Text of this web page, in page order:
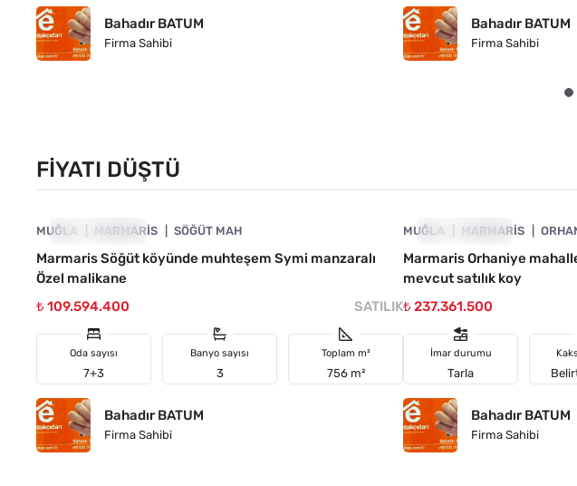
Bahadır BATUM
Firma Sahibi
Bahadır BATUM
Firma Sahibi
FIYATI DÜŞTÜ
FIYATI DÜŞTÜ
MUĞLA MARMARIS SÖĞÜT MAH
Marmaris Söğüt köyünde muhteşem Symi manzaralı
Özel malikane
₺ 109.594.400
SATILIK
Oda sayısı
7+3
Banyo sayısı
3
Toplam m²
756 m²
Bahadır BATUM
Firma Sahibi
FIYATI DÜŞTÜ
MUĞLA MARMARIS
Marmaris Orhaniye
mevcut satılık koy
₺ 237.361.500
İmar durumu
Tarla
Bahadır BATUM
Firma Sahibi